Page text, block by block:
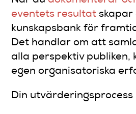
eventets resultat skapar
kunskapsbank för
Det handlar om att
alla perspektiv publiken,
egen organisatoriska
Din